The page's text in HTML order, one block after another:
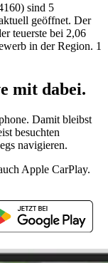
sind 5
geöffnet. Der
teuerste bei 2,06
in der Region. 1
mit dabei.
Damit bleibst
besuchten
navigieren.
Apple CarPlay.